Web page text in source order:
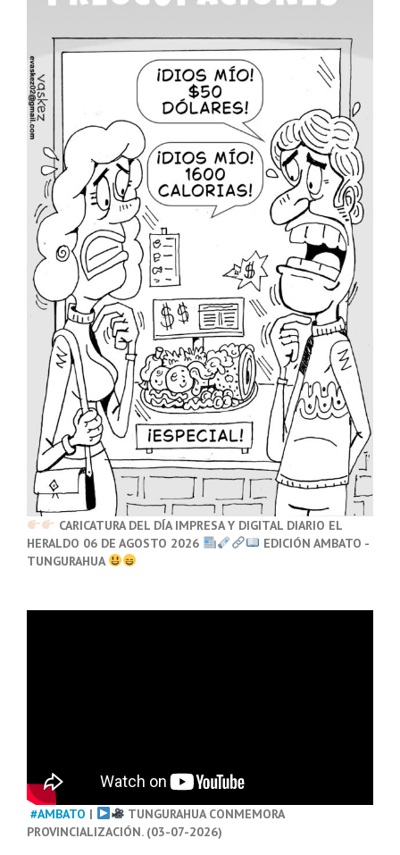
CARICATURA DEL DÍA IMPRESA Y DIGITAL DIARIO EL
HERALDO 06 DE AGOSTO 2026
EDICIÓN AMBATO -
TUNGURAHUA
#AMBATO |
TUNGURAHUA CONMEMORA
PROVINCIALIZACIÓN. (03-07-2026)